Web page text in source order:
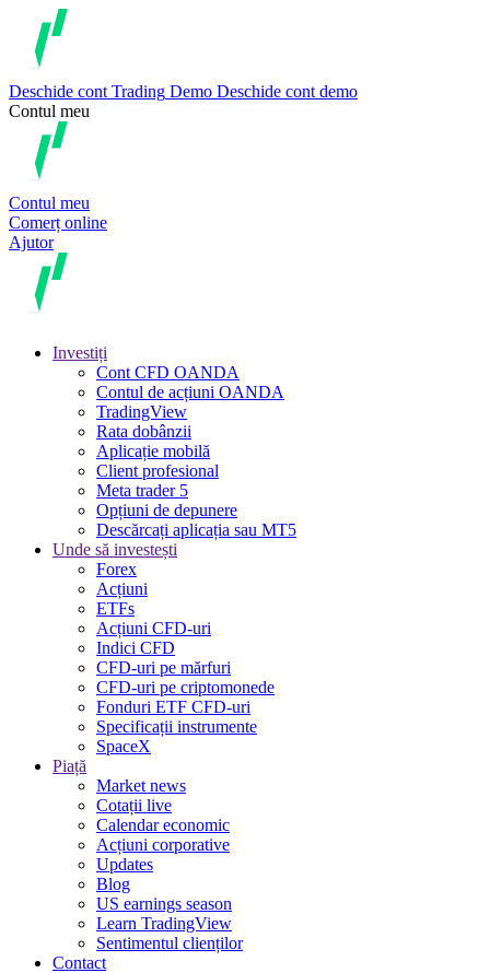
Deschide cont Trading Demo Deschide cont demo
Contul meu
Contul meu
Comerț online
Ajutor
Investiți
Cont CFD OANDA
Contul de acțiuni OANDA
TradingView
Rata dobânzii
Aplicație mobilă
Client profesional
Meta trader 5
Opțiuni de depunere
Descărcați aplicația sau MT5
Unde să investești
Forex
Acțiuni
ETFs
Acțiuni CFD-uri
Indici CFD
CFD-uri pe mărfuri
CFD-uri pe criptomonede
Fonduri ETF CFD-uri
Specificații instrumente
SpaceX
Piață
Market news
Cotații live
Calendar economic
Acțiuni corporative
Updates
Blog
US earnings season
Learn TradingView
Sentimentul clienților
Contact